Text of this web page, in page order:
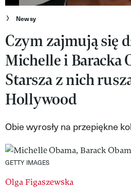
Wideo
Nasze akcje
VIVA!ART
VIVA!MODA
VIVA!LIFESTYLE
VIVA!MAN
VIVA!PEOPLE POWER
VIVA!ITAKA
MAGAZYN VIVA!
Newsy
Czym zajmują się
Michelle i Baracka
Starsza z nich
Hollywood
Obie wyrosły na przepiękne
GETTY IMAGES
Olga Figaszewska